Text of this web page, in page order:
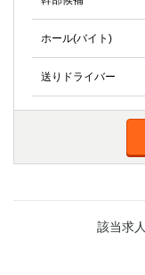
ホール(バイト)
送りドライバー
該当求
春日部
蕨
千葉県
船橋